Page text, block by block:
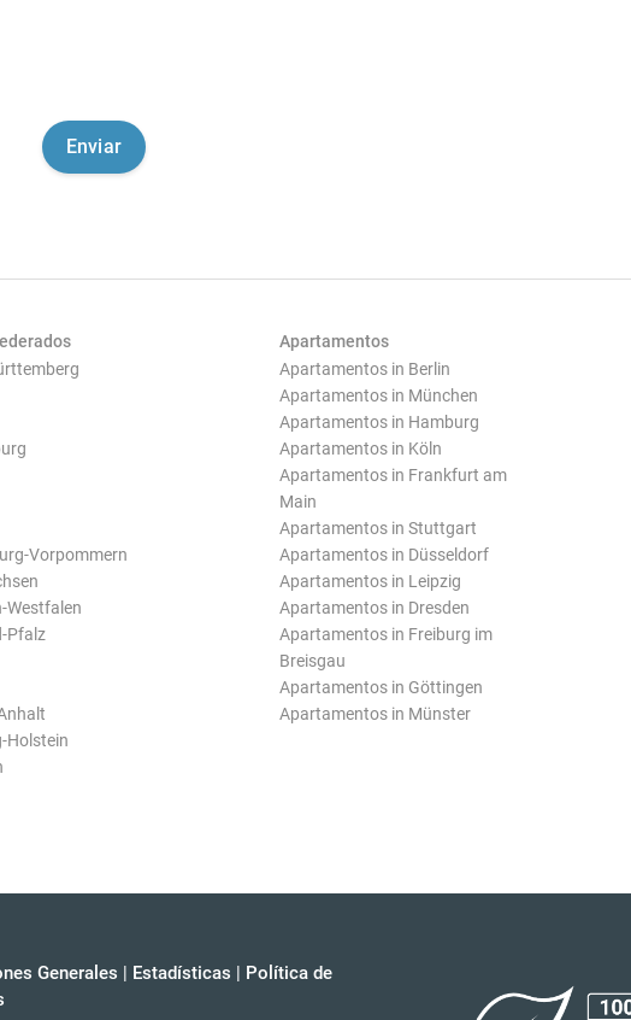
Vorpommern
Westfalen
Pfalz
Holstein
Apartamentos
Apartamentos in Berlin
Apartamentos in München
Apartamentos in Hamburg
Apartamentos in Köln
Apartamentos in Frankfurt am
Main
Apartamentos in Stuttgart
Apartamentos in Düsseldorf
Apartamentos in Leipzig
Apartamentos in Dresden
Apartamentos in Freiburg im
Breisgau
Apartamentos in Göttingen
Apartamentos in Münster
Generales | Estadísticas | Política de